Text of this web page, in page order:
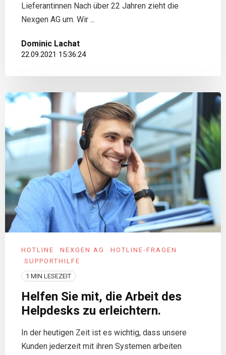
Lieferantinnen Nach über 22 Jahren zieht die
Nexgen AG um. Wir ...
Dominic Lachat
22.09.2021 15:36:24
HOTLINE NEXGEN AG
HOTLINE-FRAGEN
SUPPORTHILFE
1 MIN LESEZEIT
Helfen Sie mit, die Arbeit des
Helpdesks zu erleichtern.
In der heutigen Zeit ist es wichtig, dass unsere
Kunden jederzeit mit ihren Systemen arbeiten